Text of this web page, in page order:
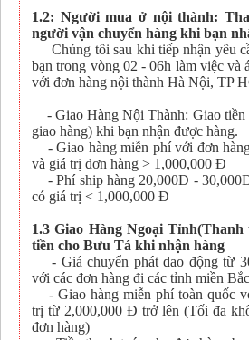
1.2: Người mua ở nội thành:
người vận chuyển hàng khi bạn
Chúng tôi sau khi tiếp nhận yêu
bạn trong vòng 02 - 06h làm việc và
với đơn hàng nội thành Hà Nội, TP
- Giao Hàng Nội Thành: Giao tiền
giao hàng) khi bạn nhận được hàng.
- Giao hàng miễn phí với đơn
và giá trị đơn hàng > 1,000,000 Đ
- Phí ship hàng 20,000Đ -
có giá trị < 1,000,000 Đ
1.3 Giao Hàng Ngoại
tiền cho Bưu Tá khi nhận hàng
- Giá chuyển phát dao động từ
với các đơn hàng đi các tỉnh miền
- Giao hàng miễn phí toàn quốc
trị từ 2,000,000 Đ trở lên (Tối đa
đơn hàng)